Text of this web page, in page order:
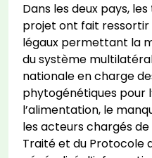
Dans les deux pays,
projet ont fait ressortir
légaux permettant la
du système
nationale en charge
phytogénétiques pour
l’alimentation, le
les acteurs chargés
Traité et du Protocole